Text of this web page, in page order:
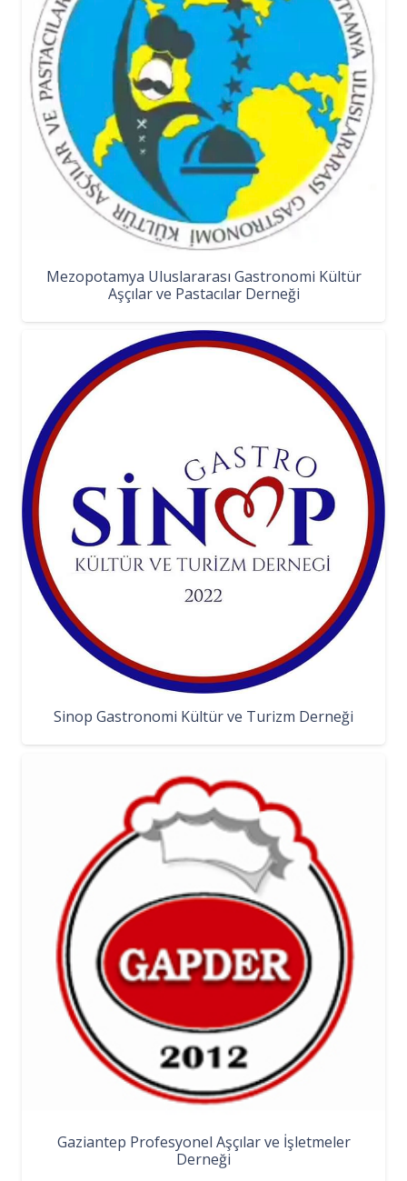
Mezopotamya Uluslararası Gastronomi Kültür
Aşçılar ve Pastacılar Derneği
Sinop Gastronomi Kültür ve Turizm Derneği
Gaziantep Profesyonel Aşçılar ve İşletmeler
Derneği